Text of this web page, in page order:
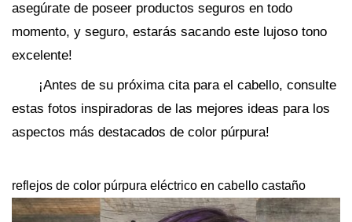
asegúrate de poseer productos seguros en todo
momento, y seguro, estarás sacando este lujoso tono
excelente!
¡Antes de su próxima cita para el cabello, consulte
estas fotos inspiradoras de las mejores ideas para los
aspectos más destacados de color púrpura!
reflejos de color púrpura eléctrico en cabello castaño